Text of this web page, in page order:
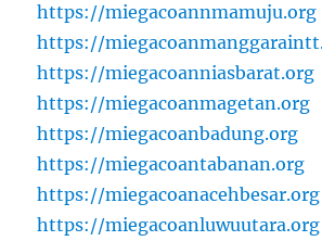
https://miegacoannmamuju.org
https://
https://miegacoanniasbarat.org
https://miegacoanmagetan.org
https://miegacoanbadung.org
https://miegacoantabanan.org
https://miegacoanacehbesar.org
https://miegacoanluwuutara.org